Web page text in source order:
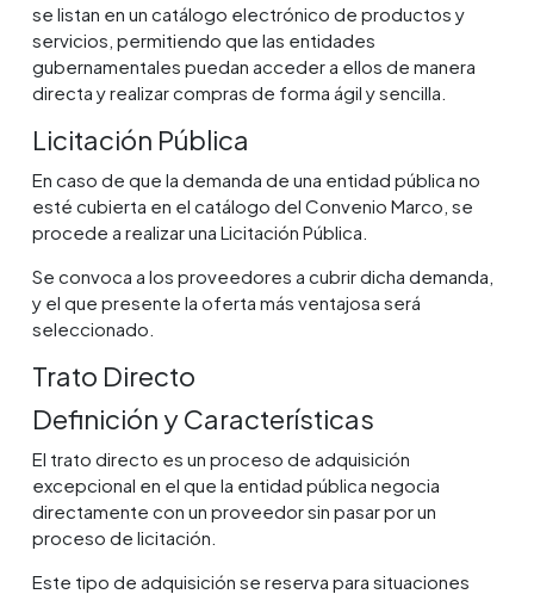
se listan en un catálogo electrónico de productos y
servicios, permitiendo que las entidades
gubernamentales puedan acceder a ellos de manera
directa y realizar compras de forma ágil y sencilla.
Licitación Pública
En caso de que la demanda de una entidad pública no
esté cubierta en el catálogo del Convenio Marco, se
procede a realizar una Licitación Pública.
Se convoca a los proveedores a cubrir dicha demanda,
y el que presente la oferta más ventajosa será
seleccionado.
Trato Directo
Definición y Características
El trato directo es un proceso de adquisición
excepcional en el que la entidad pública negocia
directamente con un proveedor sin pasar por un
proceso de licitación.
Este tipo de adquisición se reserva para situaciones